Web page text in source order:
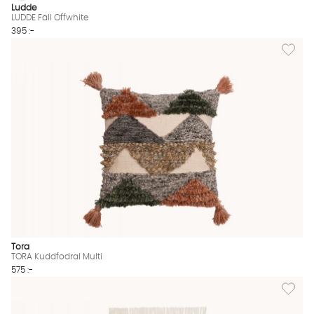
Ludde
LUDDE Fäll Offwhite
395 :-
Lägg
Tora
TORA Kuddfodral Multi
575 :-
Lägg